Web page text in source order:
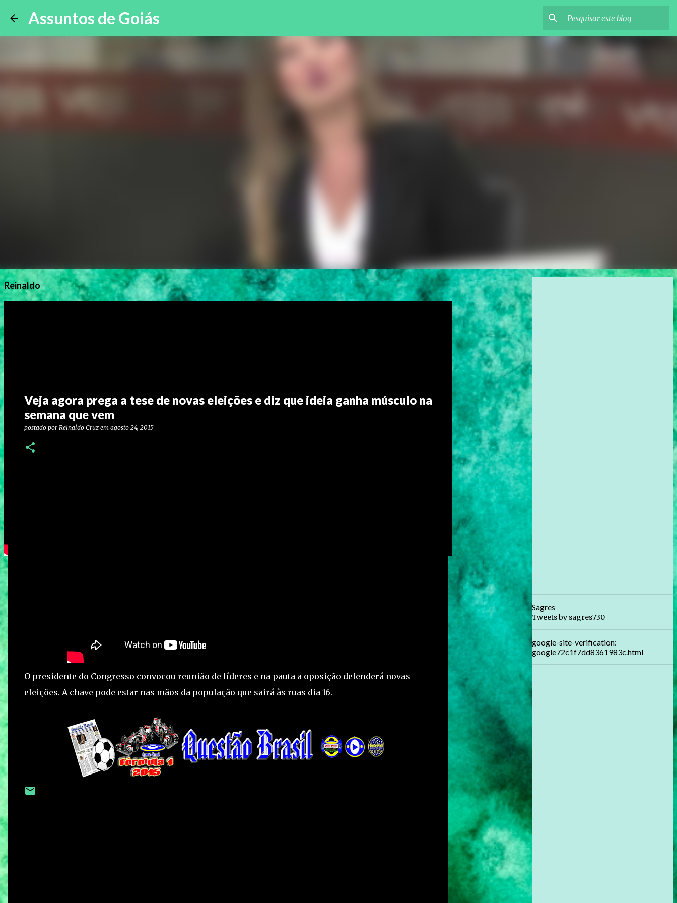
Assuntos de Goiás
Reinaldo
Veja agora prega a tese de novas eleições e diz que ideia ganha músculo na
semana que vem
postado por Reinaldo Cruz em agosto 24, 2015
O presidente do Congresso convocou reunião de líderes e na pauta a oposição defenderá novas
eleições. A chave pode estar nas mãos da população que sairá às ruas dia 16.
Sagres
Tweets by sagres730
google-site-verification:
google72c1f7dd8361983c.html